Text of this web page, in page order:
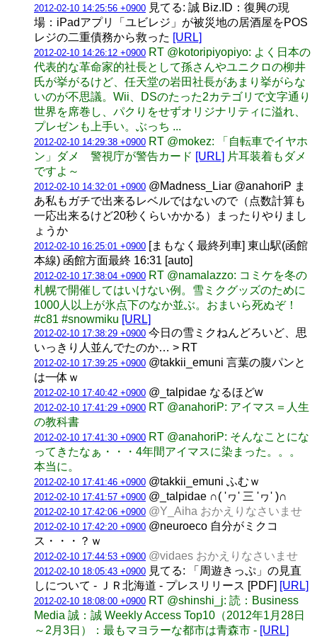
2012-02-10 14:25:56 +0900 見てる: 誠 Biz.ID：復興の現
場：iPadアプリ「ユビレジ」が被災地の居酒屋をPOS
レジの二重債務から救った [URL]
2012-02-10 14:26:12 +0900 RT @kotoripiyopiyo: よく日本の
代表的な革命家的社長として孫さんやユニクロの柳井
氏が挙がるけど、任天堂の岩田社長があまり挙がらな
いのが不思議。Wii、DSのたった2カテゴリで文字通り
世界を席巻し、パクりをせずオリジナリティに溢れ、
プレゼンも上手い。ぶっち ...
2012-02-10 14:29:38 +0900 RT @mokez: 「自転車でイヤホ
ン」ダメ 警視庁が警告カード [URL] 片耳装着もダメ
ですよ～
2012-02-10 14:32:01 +0900 @Madness_Liar @anahoriP ま
あ私もガチで出来るレベルではないので（点数計算も
一応出来るけど20秒くらいかかる）まったりやりまし
ょうか
2012-02-10 16:25:01 +0900 [まもなく最終列車] 東山駅(函館
本線) 函館方面最終 16:31 [auto]
2012-02-10 17:38:04 +0900 RT @namalazzo: コミケを冬の
札幌で開催してはいけない例。雪ミクグッズのために
1000人以上が氷点下のなか並ぶ。おまいら死ぬぞ！
#c81 #snowmiku [URL]
2012-02-10 17:38:29 +0900 今日の雪ミクねんどろいど、思
いっきり人並んでたのか… > RT
2012-02-10 17:39:25 +0900 @takkii_emuni 言葉の腹パンと
は一体ｗ
2012-02-10 17:40:42 +0900 @_talpidae なるほどw
2012-02-10 17:41:29 +0900 RT @anahoriP: アイマス＝人生
の教科書
2012-02-10 17:41:30 +0900 RT @anahoriP: そんなことにな
ってきたなぁ・・・4年間アイマスに染まった。。。
本当に。
2012-02-10 17:41:46 +0900 @takkii_emuni ふむｗ
2012-02-10 17:41:57 +0900 @_talpidae ∩( 'ヮ' 三 'ヮ' )∩
2012-02-10 17:42:06 +0900 @Y_Aiha おかえりなさいませ
2012-02-10 17:42:20 +0900 @neuroeco 自分がミクコ
ス・・・？ｗ
2012-02-10 17:44:53 +0900 @vidaes おかえりなさいませ
2012-02-10 18:05:43 +0900 見てる: 「周遊きっぷ」の見直
しについて - ＪＲ北海道 - プレスリリース [PDF] [URL]
2012-02-10 18:08:00 +0900 RT @shinshi_j: 読：Business
Media 誠：誠 Weekly Access Top10（2012年1月28日
～2月3日）：最もマヨラーな都市は青森市 - [URL]